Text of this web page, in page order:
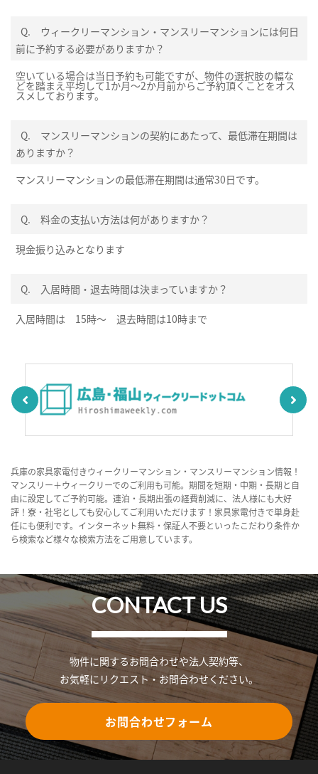
Q.
ウィークリーマンション・マンスリーマンションには何日
前に予約する必要がありますか？
空いている場合は当日予約も可能ですが、物件の選択肢の幅な
どを踏まえ平均して1か月～2か月前からご予約頂くことをオス
スメしております。
Q.
マンスリーマンションの契約にあたって、最低滞在期間は
ありますか？
マンスリーマンションの最低滞在期間は通常30日です。
Q. 料金の支払い方法は何がありますか？
現金振り込みとなります
Q. 入居時間・退去時間は決まっていますか？
入居時間は 15時～ 退去時間は10時まで
兵庫の家具家電付きウィークリーマンション・マンスリーマンション情報！
マンスリー＋ウィークリーでのご利用も可能。期間を短期・中期・長期と自
由に設定してご予約可能。連泊・長期出張の経費削減に、法人様にも大好
評！寮・社宅としても安心してご利用いただけます！家具家電付きで単身赴
任にも便利です。インターネット無料・保証人不要といったこだわり条件か
ら検索など様々な検索方法をご用意しています。
CONTACT US
物件に関するお問合わせや法人契約等、
お気軽にリクエスト・お問合わせください。
お問合わせフォーム